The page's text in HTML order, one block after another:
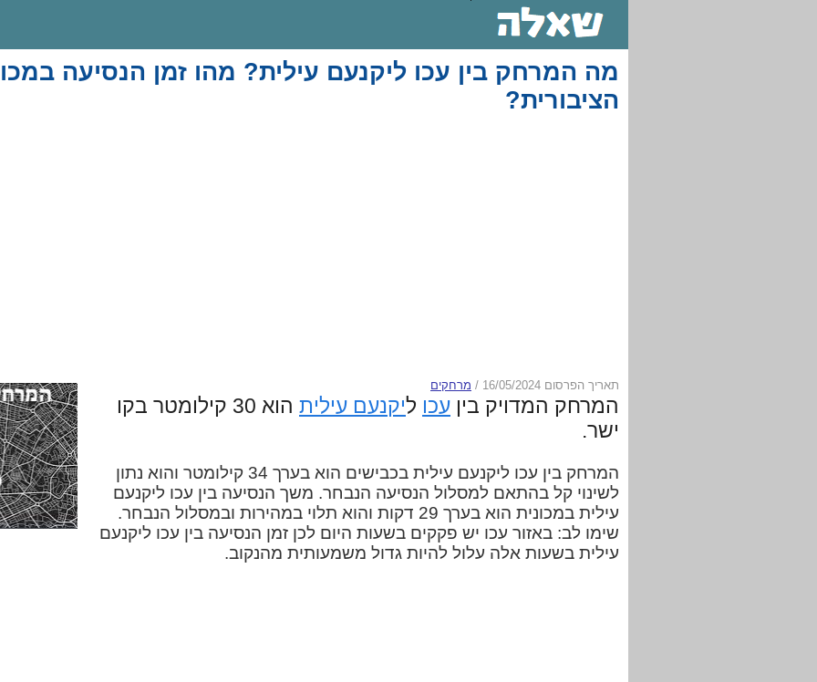
מה המרחק בין עכו ליקנעם עילית? מהו זמן הנסיעה
הציבורית?
תאריך הפרסום 16/05/2024 / מרחקים
המרחק המדויק בין עכו ליקנעם עילית
הוא 30 קילומטר בקו
ישר.
המרחק בין עכו ליקנעם עילית בכבישים הוא בערך 34 קילומטר והוא נתון
לשינוי קל בהתאם למסלול הנסיעה הנבחר. משך הנסיעה בין עכו ליקנעם
עילית במכונית הוא בערך 29 דקות והוא תלוי במהירות ובמסלול הנבחר.
שימו לב: באזור עכו יש פקקים בשעות היום לכן זמן הנסיעה בין עכו ליקנעם
עילית בשעות אלה עלול להיות גדול משמעותית מהנקוב.